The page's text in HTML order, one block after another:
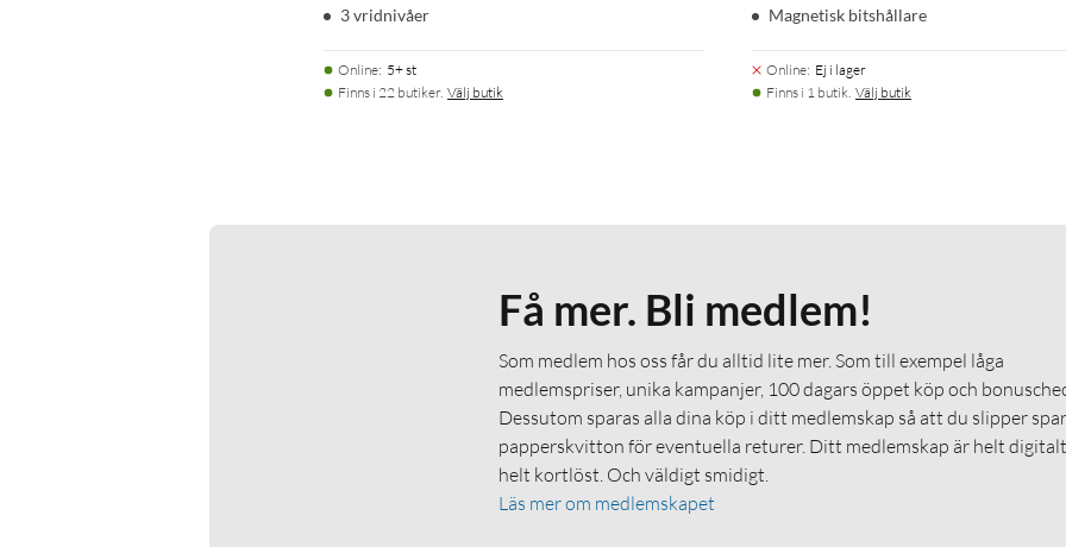
3 vridnivåer
Online: 5+ st
Finns i 22 butiker. Välj butik
Magnetisk bitshållare
Online: Ej i lager
Finns i 1 butik. Välj butik
Få mer. Bli medlem!
Som medlem hos oss får du alltid lite mer. Som till exempel låga
medlemspriser, unika kampanjer, 100 dagars öppet köp och
Dessutom sparas alla dina köp i ditt medlemskap så att du slipper
papperskvitton för eventuella returer. Ditt medlemskap är helt
helt kortlöst. Och väldigt smidigt.
Läs mer om medlemskapet